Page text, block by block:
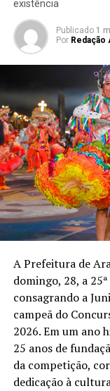
existência
Publicado 1
Por Redação
A Prefeitura de
domingo, 28, a
consagrando a
campeã do
2026. Em um ano
25 anos de
da competição,
dedicação à